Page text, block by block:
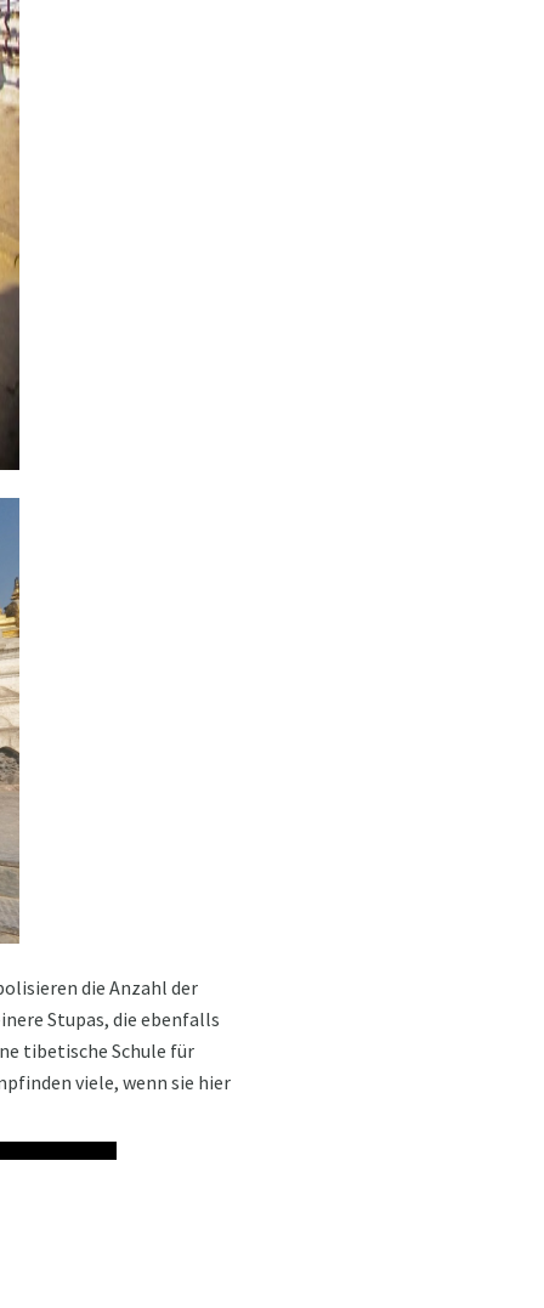
die Anzahl der
Stupas, die ebenfalls
tibetische Schule für
viele, wenn sie hier